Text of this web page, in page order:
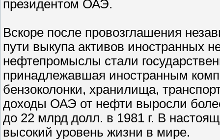
президентом ОАЭ.
Вскоре после провозглашения
пути выкупа активов иностранных
нефтепромыслы стали
принадлежавшая иностранным
бензоколонки, хранилища,
доходы ОАЭ от нефти выросли
до 22 млрд долл. в 1981 г. В
высокий уровень жизни в мире.